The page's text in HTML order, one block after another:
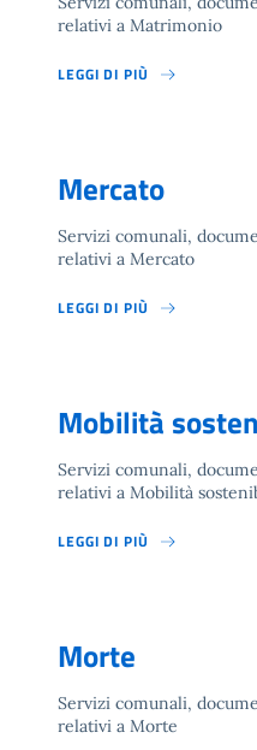
relativi a Matrimonio
LEGGI DI PIÙ
Mercato
Servizi comunali,
relativi a Mercato
LEGGI DI PIÙ
Mobilità
Servizi comunali,
relativi a Mobilità
LEGGI DI PIÙ
Morte
Servizi comunali,
relativi a Morte